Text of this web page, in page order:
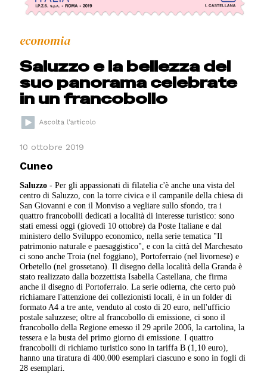
economia
Saluzzo e la bellezza del
suo panorama celebrate
in un francobollo
10 ottobre 2019
Cuneo
Saluzzo - Per gli appassionati di filatelia c'è anche una vista del
centro di Saluzzo, con la torre civica e il campanile della chiesa di
San Giovanni e con il Monviso a vegliare sullo sfondo, tra i
quattro francobolli dedicati a località di interesse turistico: sono
stati emessi oggi (giovedì 10 ottobre) da Poste Italiane e dal
ministero dello Sviluppo economico, nella serie tematica "Il
patrimonio naturale e paesaggistico", e con la città del Marchesato
ci sono anche Troia (nel foggiano), Portoferraio (nel livornese) e
Orbetello (nel grossetano). Il disegno della località della Granda è
stato realizzato dalla bozzettista Isabella Castellana, che firma
anche il disegno di Portoferraio. La serie odierna, che certo può
richiamare l'attenzione dei collezionisti locali, è in un folder di
formato A4 a tre ante, venduto al costo di 20 euro, nell'ufficio
postale saluzzese; oltre al francobollo di emissione, ci sono il
francobollo della Regione emesso il 29 aprile 2006, la cartolina, la
tessera e la busta del primo giorno di emissione. I quattro
francobolli di richiamo turistico sono in tariffa B (1,10 euro),
hanno una tiratura di 400.000 esemplari ciascuno e sono in fogli di
28 esemplari.